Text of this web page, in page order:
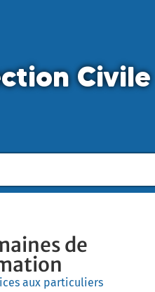
Civile
de
aux particuliers